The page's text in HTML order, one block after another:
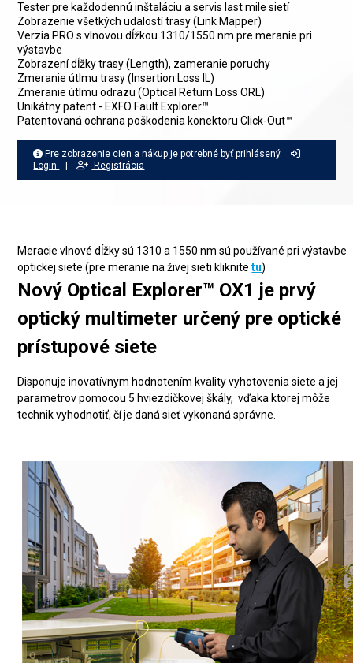
Tester pre každodennú inštaláciu a servis last mile sietí
Zobrazenie všetkých udalostí trasy (Link Mapper)
Verzia PRO s vlnovou dĺžkou 1310/1550 nm pre meranie pri
výstavbe
Zobrazení dĺžky trasy (Length), zameranie poruchy
Zmeranie útlmu trasy (Insertion Loss IL)
Zmeranie útlmu odrazu (Optical Return Loss ORL)
Unikátny patent - EXFO Fault Explorer™
Patentovaná ochrana poškodenia konektoru Click-Out™
Pre zobrazenie cien a nákup je potrebné byť prihlásený.
Login
Registrácia
Meracie vlnové dĺžky sú 1310 a 1550 nm sú používané pri výstavbe
optickej siete.(pre meranie na živej sieti kliknitetu)
Nový Optical Explorer™ OX1 je prvý
optický multimeter určený pre optické
prístupové siete
Disponuje inovatívnym hodnotením kvality vyhotovenia siete a jej
parametrov pomocou 5 hviezdičkovej škály, vďaka ktorej môže
technik vyhodnotiť, čí je daná sieť vykonaná správne.